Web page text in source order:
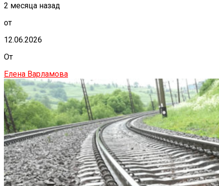
2 месяца назад
от
12.06.2026
От
Елена Варламова